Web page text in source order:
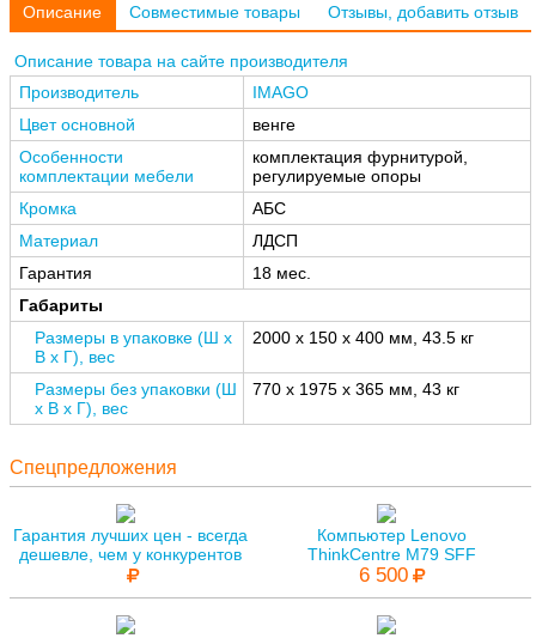
Описание Совместимые товары Отзывы, добавить отзыв
Описание товара на сайте производителя
Производитель
IMAGO
Цвет основной
венге
Особенности
комплектации мебели
комплектация фурнитурой,
регулируемые опоры
Кромка
АБС
Материал
ЛДСП
Гарантия
18 мес.
Габариты
Размеры в упаковке (Ш x
В x Г), вес
2000 x 150 x 400 мм, 43.5 кг
Размеры без упаковки (Ш
x В x Г), вес
770 x 1975 x 365 мм, 43 кг
Спецпредложения
Гарантия лучших цен - всегда
дешевле, чем у конкурентов
Компьютер Lenovo
ThinkCentre M79 SFF
6 500